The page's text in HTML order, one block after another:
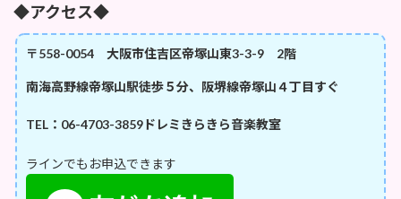
◆アクセス◆
〒558-0054 大阪市住吉区帝塚山東3-3-9 2階
南海高野線帝塚山駅徒歩５分、阪堺線帝塚山４丁目すぐ
TEL：06-4703-3859ドレミきらきら音楽教室
ラインでもお申込できます